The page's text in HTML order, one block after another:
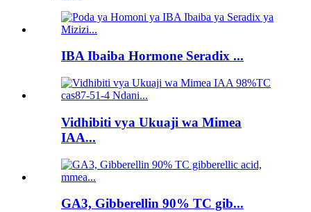
IBA Ibaiba Hormone Seradix ...
Vidhibiti vya Ukuaji wa Mimea
IAA...
GA3, Gibberellin 90% TC gib...